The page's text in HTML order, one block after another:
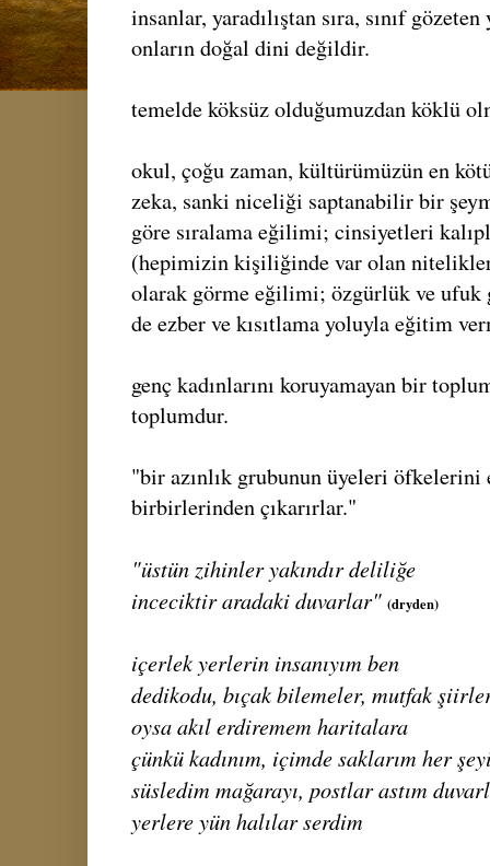
insanlar, yaradılıştan sıra, sınıf
onların doğal dini değildir.
temelde köksüz olduğumuzdan köklü
okul, çoğu zaman, kültürümüzün en
zeka, sanki niceliği saptanabilir bir
göre sıralama eğilimi; cinsiyetleri
(hepimizin kişiliğinde var olan
olarak görme eğilimi; özgürlük ve ufuk
de ezber ve kısıtlama yoluyla eğitim
genç kadınlarını koruyamayan bir
toplumdur.
"bir azınlık grubunun üyeleri öfkelerini
birbirlerinden çıkarırlar."
"üstün zihinler yakındır deliliğe
inceciktir aradaki duvarlar" (dryden)
içerlek yerlerin insanıyım ben
dedikodu, bıçak bilemeler, mutfak
oysa akıl erdiremem haritalara
çünkü kadınım, içimde saklarım her
süsledim mağarayı, postlar astım
yerlere yün halılar serdim